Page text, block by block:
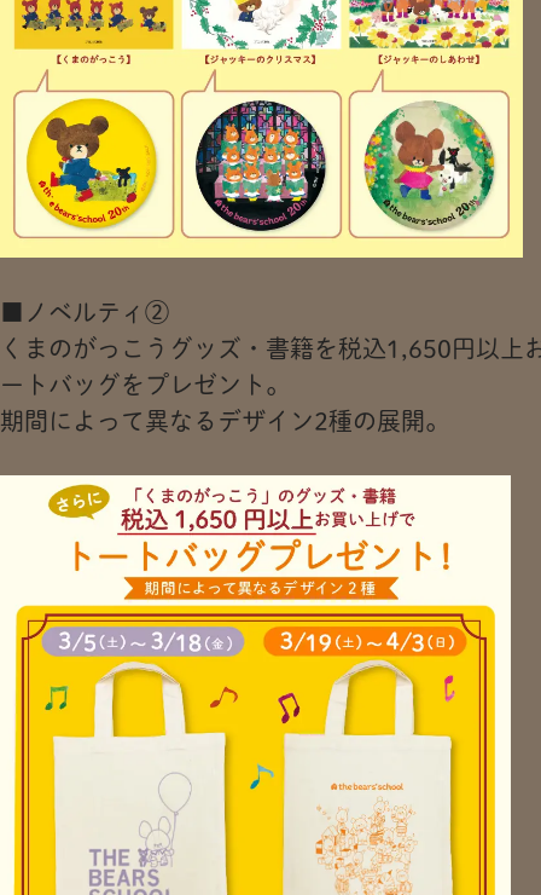
■ノベルティ②
くまのがっこうグッズ・書籍を税込1,650円以上
ートバッグをプレゼント。
期間によって異なるデザイン2種の展開。